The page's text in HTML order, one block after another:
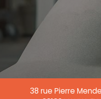
de textile
de chantier
de vitre
38 rue Pierre